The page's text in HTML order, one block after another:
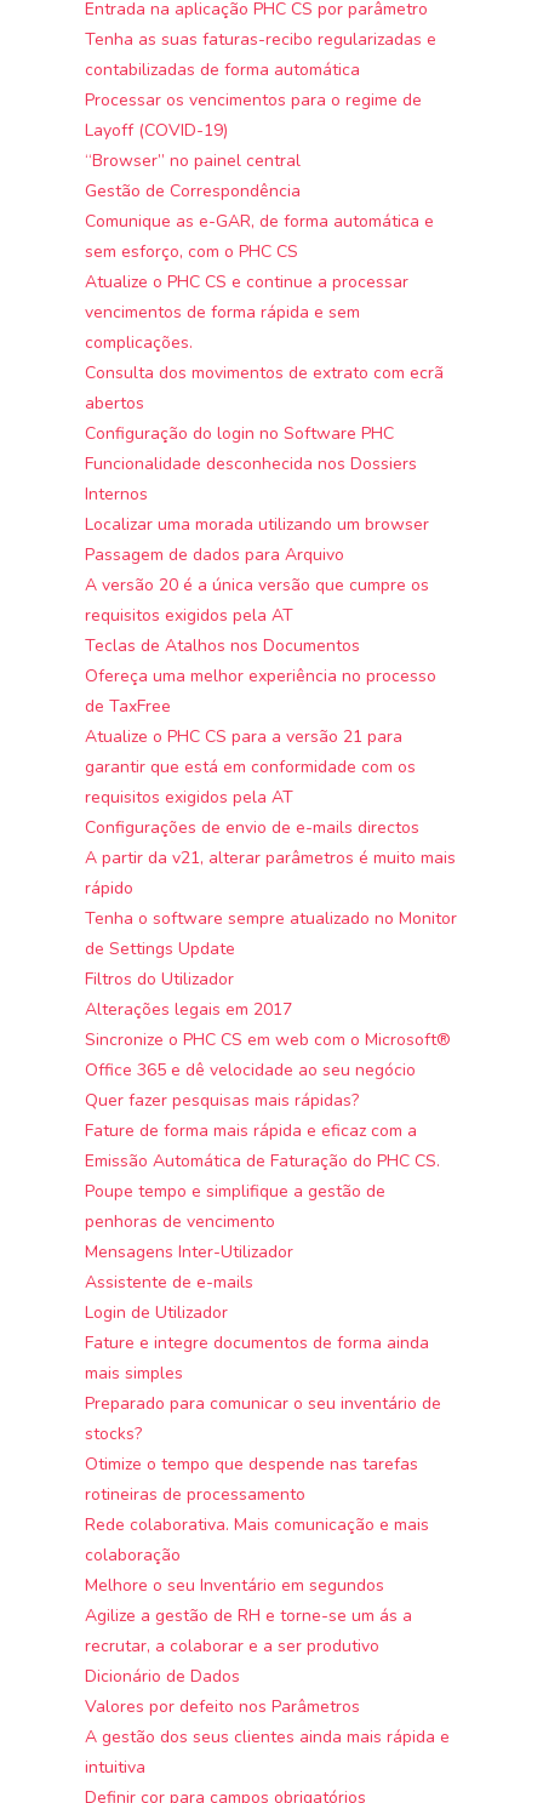
Entrada na aplicação PHC CS por parâmetro
Tenha as suas faturas-recibo regularizadas e
contabilizadas de forma automática
Processar os vencimentos para o regime de
Layoff (COVID-19)
“Browser” no painel central
Gestão de Correspondência
Comunique as e-GAR, de forma automática e
sem esforço, com o PHC CS
Atualize o PHC CS e continue a processar
vencimentos de forma rápida e sem
complicações.
Consulta dos movimentos de extrato com ecrã
abertos
Configuração do login no Software PHC
Funcionalidade desconhecida nos Dossiers
Internos
Localizar uma morada utilizando um browser
Passagem de dados para Arquivo
A versão 20 é a única versão que cumpre os
requisitos exigidos pela AT
Teclas de Atalhos nos Documentos
Ofereça uma melhor experiência no processo
de TaxFree
Atualize o PHC CS para a versão 21 para
garantir que está em conformidade com os
requisitos exigidos pela AT
Configurações de envio de e-mails directos
A partir da v21, alterar parâmetros é muito mais
rápido
Tenha o software sempre atualizado no Monitor
de Settings Update
Filtros do Utilizador
Alterações legais em 2017
Sincronize o PHC CS em web com o Microsoft®
Office 365 e dê velocidade ao seu negócio
Quer fazer pesquisas mais rápidas?
Fature de forma mais rápida e eficaz com a
Emissão Automática de Faturação do PHC CS.
Poupe tempo e simplifique a gestão de
penhoras de vencimento
Mensagens Inter-Utilizador
Assistente de e-mails
Login de Utilizador
Fature e integre documentos de forma ainda
mais simples
Preparado para comunicar o seu inventário de
stocks?
Otimize o tempo que despende nas tarefas
rotineiras de processamento
Rede colaborativa. Mais comunicação e mais
colaboração
Melhore o seu Inventário em segundos
Agilize a gestão de RH e torne-se um ás a
recrutar, a colaborar e a ser produtivo
Dicionário de Dados
Valores por defeito nos Parâmetros
A gestão dos seus clientes ainda mais rápida e
intuitiva
Definir cor para campos obrigatórios